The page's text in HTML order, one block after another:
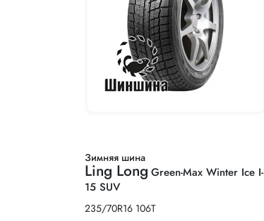
Зимняя шина
Ling Long Green-Max Winter Ice I-
15 SUV
235/70R16 106T